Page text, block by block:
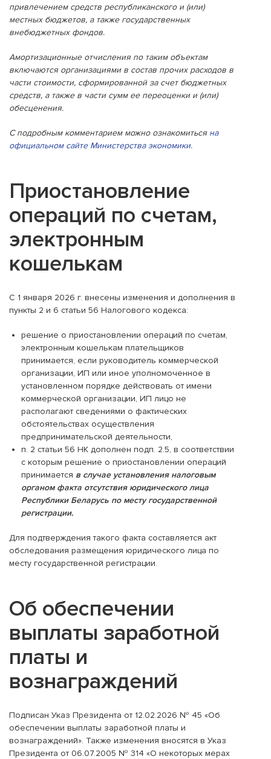
привлечением средств республиканского и (или)
местных бюджетов, а также государственных
внебюджетных фондов.
Амортизационные отчисления по таким объектам
включаются организациями в состав прочих расходов в
части стоимости, сформированной за счет бюджетных
средств, а также в части сумм ее переоценки и (или)
обесценения.
С подробным комментарием можно ознакомиться на
официальном сайте Министерства экономики.
Приостановление
операций по счетам,
электронным
кошелькам
С 1 января 2026 г. внесены изменения и дополнения в
пункты 2 и 6 статьи 56 Налогового кодекса:
решение о приостановлении операций по счетам,
электронным кошелькам плательщиков
принимается, если руководитель коммерческой
организации, ИП или иное уполномоченное в
установленном порядке действовать от имени
коммерческой организации, ИП лицо не
располагают сведениями о фактических
обстоятельствах осуществления
предпринимательской деятельности,
п. 2 статьи 56 НК дополнен подп. 2.5, в соответствии
с которым решение о приостановлении операций
принимается в случае установления налоговым
органом факта отсутствия юридического лица
Республики Беларусь по месту государственной
регистрации.
Для подтверждения такого факта составляется акт
обследования размещения юридического лица по
месту государственной регистрации.
Об обеспечении
выплаты заработной
платы и
вознаграждений
Подписан Указ Президента от 12.02.2026 № 45 «Об
обеспечении выплаты заработной платы и
вознаграждений». Также изменения вносятся в Указ
Президента от 06.07.2005 № 314 «О некоторых мерах